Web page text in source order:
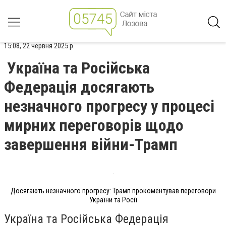
15:08, 22 червня 2025 р.
Україна та Російська
Федерація досягають
незначного прогресу у процесі
мирних переговорів щодо
завершення війни-Трамп
Досягають незначного прогресу: Трамп прокоментував переговори
України та Росії
Україна та Російська Федерація